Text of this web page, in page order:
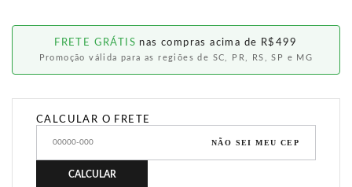
FRETE GRÁTIS nas compras acima de R$499
Promoção válida para as regiões de SC, PR, RS, SP e MG
CALCULAR O FRETE
NÃO SEI MEU CEP
CALCULAR